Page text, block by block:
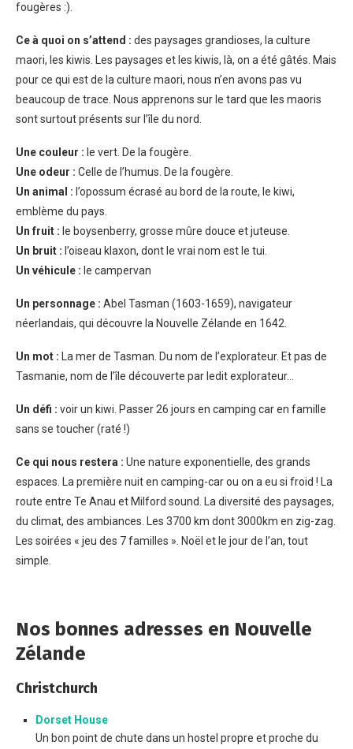
fougères :).
Ce à quoi on s’attend : des paysages grandioses, la culture
maori, les kiwis. Les paysages et les kiwis, là, on a été gâtés. Mais
pour ce qui est de la culture maori, nous n’en avons pas vu
beaucoup de trace. Nous apprenons sur le tard que les maoris
sont surtout présents sur l’île du nord.
Une couleur : le vert. De la fougère.
Une odeur : Celle de l’humus. De la fougère.
Un animal : l’opossum écrasé au bord de la route, le kiwi,
emblème du pays.
Un fruit : le boysenberry, grosse mûre douce et juteuse.
Un bruit : l’oiseau klaxon, dont le vrai nom est le tui.
Un véhicule : le campervan
Un personnage : Abel Tasman (1603-1659), navigateur
néerlandais, qui découvre la Nouvelle Zélande en 1642.
Un mot : La mer de Tasman. Du nom de l’explorateur. Et pas de
Tasmanie, nom de l’île découverte par ledit explorateur…
Un défi : voir un kiwi. Passer 26 jours en camping car en famille
sans se toucher (raté !)
Ce qui nous restera : Une nature exponentielle, des grands
espaces. La première nuit en camping-car ou on a eu si froid ! La
route entre Te Anau et Milford sound. La diversité des paysages,
du climat, des ambiances. Les 3700 km dont 3000km en zig-zag.
Les soirées « jeu des 7 familles ». Noël et le jour de l’an, tout
simple.
Nos bonnes adresses en Nouvelle
Zélande
Christchurch
Dorset House
Un bon point de chute dans un hostel propre et proche du